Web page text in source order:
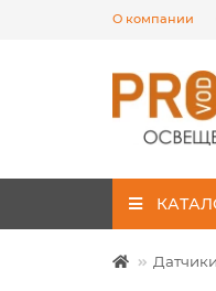
О компании